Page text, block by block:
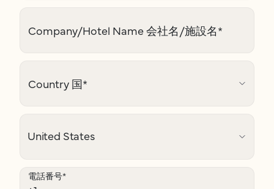
Company/Hotel Name 会社名/施設名*
Country 国*
電話番号*